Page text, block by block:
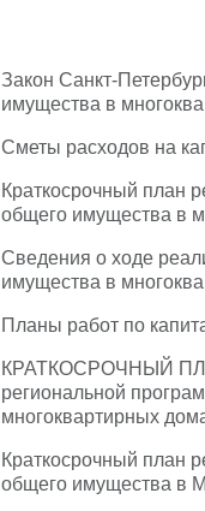
Закон Санкт-
имущества в
Сметы расходов на
Краткосрочный план
общего имущества в
Сведения о ходе
имущества в
Планы работ по
КРАТКОСРОЧНЫЙ
региональной
многоквартирных
Краткосрочный план
общего имущества в